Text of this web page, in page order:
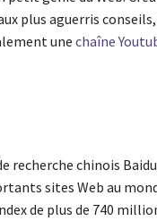
plus aguerris
unechaîne
recherche chinois
sites Web au
de plus de 740